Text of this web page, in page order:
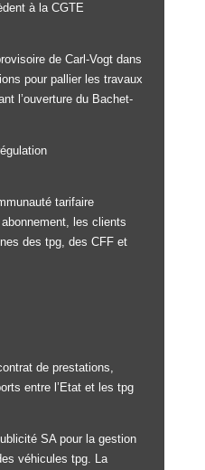
à la CGTE
de Carl-Vogt dans
pour pallier les travaux
l’ouverture du Bachet-
tarifaire
les clients
des tpg, des CFF et
de prestations,
entre l’Etat et les tpg
SA pour la gestion
véhicules tpg. La